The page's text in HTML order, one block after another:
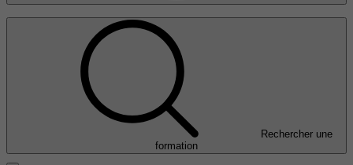
Rechercher une
formation